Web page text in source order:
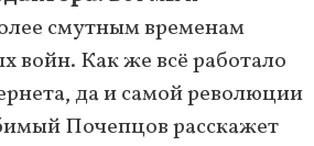
смутным временам
Как же всё работало
да и самой революции
Почепцов расскажет